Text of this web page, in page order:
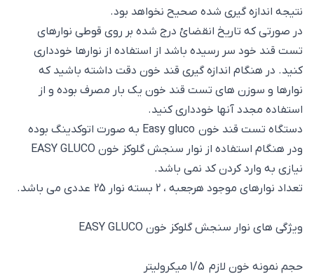
نتیجه اندازه گیری شده صحیح نخواهد بود.
در صورتی که تاریخ انقضائ درج شده بر روی قوطی نوارهای
تست قند خود سر رسیده باشد از استفاده از نوارها خودداری
کنید. در هنگام اندازه گیری قند خون دقت داشته باشید که
نوارها و سوزن های تست قند خون یک بار مصرف بوده و از
استفاده مجدد آنها خودداری کنید.
دستگاه تست قند خون Easy gluco به صورت اتوکدینگ بوده
نیازی به وارد کردن کد نمی باشد.
تعداد نوارهای موجود هرجعبه ، 2 بسته نوار 25 عددی می باشد.
ویژگی های نوار سنجش گلوکز خون EASY GLUCO
حجم نمونه خون لازم 1/5 میکرولیتر